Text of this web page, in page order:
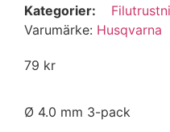
Kategorier:
Varumärke: Husqvarna
79 kr
Ø 4.0 mm 3-pack